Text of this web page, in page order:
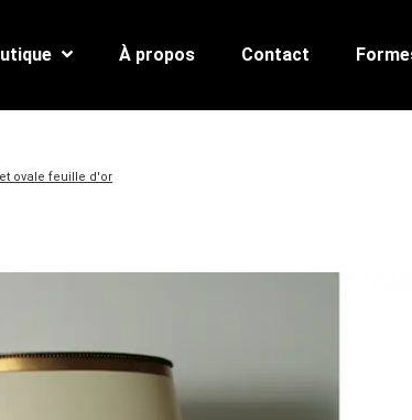
À propos Contact
ovale feuille d'or